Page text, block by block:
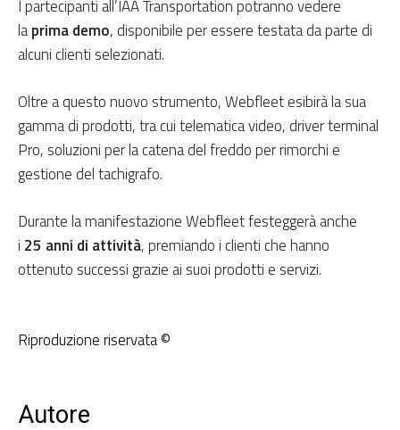
I partecipanti all’IAA Transportation potranno vedere
laprima demo, disponibile per essere testata da parte di
alcuni clienti selezionati.
Oltre a questo nuovo strumento, Webfleet esibirà la sua
gamma di prodotti, tra cui telematica video, driver terminal
Pro, soluzioni per la catena del freddo per rimorchi e
gestione del tachigrafo.
Durante la manifestazione Webfleet festeggerà anche
i 25 anni di attività, premiando i clienti che hanno
ottenuto successi grazie ai suoi prodotti e servizi.
Riproduzione riservata ©
Autore